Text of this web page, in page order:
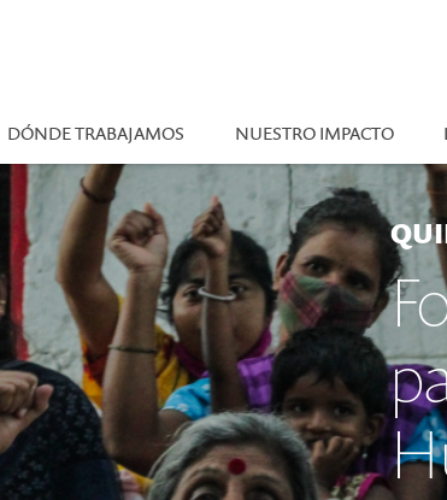
DÓNDE TRABAJAMOS NUESTRO IMPACTO